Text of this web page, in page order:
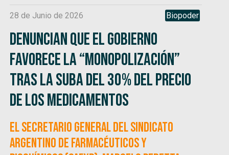
28 de Junio de 2026 Biopoder
Denuncian que el Gobierno
favorece la “monopolización”
tras la suba del 30% del precio
de los medicamentos
El Secretario General del Sindicato
Argentino de Farmacéuticos y